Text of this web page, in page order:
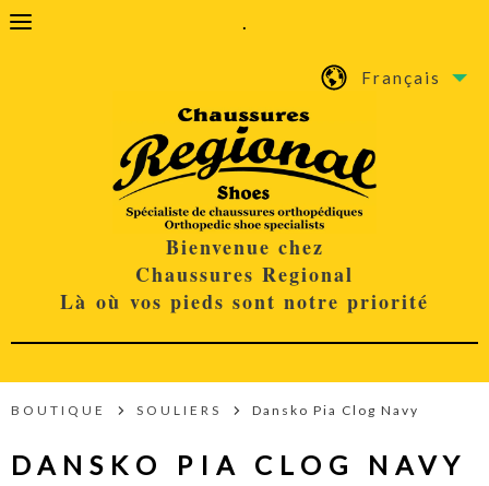
.
Français
Bienvenue chez
Chaussures Regional
Là où vos pieds sont notre priorité
BOUTIQUE SOULIERS Dansko Pia Clog Navy
DANSKO PIA CLOG NAVY